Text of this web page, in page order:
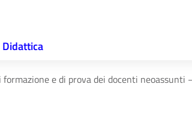
Didattica
formazione e di prova dei docenti neoassunti